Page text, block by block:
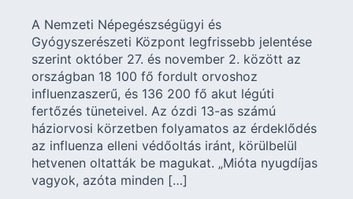
A Nemzeti Népegészségügyi és
Gyógyszerészeti Központ legfrissebb jelentése
szerint október 27. és november 2. között az
országban 18 100 fő fordult orvoshoz
influenzaszerű, és 136 200 fő akut légúti
fertőzés tüneteivel. Az ózdi 13-as számú
háziorvosi körzetben folyamatos az érdeklődés
az influenza elleni védőoltás iránt, körülbelül
hetvenen oltatták be magukat. „Mióta nyugdíjas
vagyok, azóta minden […]